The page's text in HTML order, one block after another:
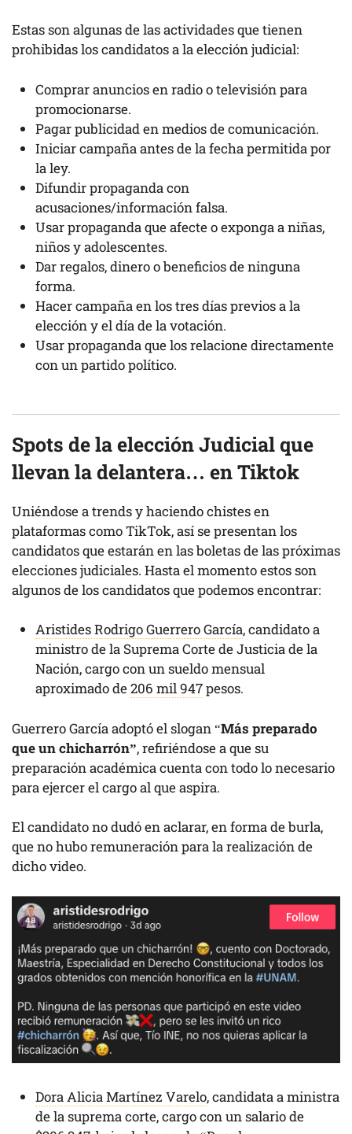
Estas son algunas de las actividades que tienen
prohibidas los candidatos a la elección judicial:
Comprar anuncios en radio o televisión para
promocionarse.
Pagar publicidad en medios de comunicación.
Iniciar campaña antes de la fecha permitida por
la ley.
Difundir propaganda con
acusaciones/información falsa.
Usar propaganda que afecte o exponga a niñas,
niños y adolescentes.
Dar regalos, dinero o beneficios de ninguna
forma.
Hacer campaña en los tres días previos a la
elección y el día de la votación.
Usar propaganda que los relacione directamente
con un partido político.
Spots de la elección Judicial que
llevan la delantera… en Tiktok
Uniéndose a trends y haciendo chistes en
plataformas como TikTok, así se presentan los
candidatos que estarán en las boletas de las próximas
elecciones judiciales. Hasta el momento estos son
algunos de los candidatos que podemos encontrar:
Aristides Rodrigo Guerrero García, candidato a
ministro de la Suprema Corte de Justicia de la
Nación, cargo con un sueldo mensual
aproximado de206 mil 947pesos.
Guerrero García adoptó el slogan “Más preparado
que un chicharrón”, refiriéndose a que su
preparación académica cuenta con todo lo necesario
para ejercer el cargo al que aspira.
El candidato no dudó en aclarar, en forma de burla,
que no hubo remuneración para la realización de
dicho video.
Dora Alicia Martínez Varelo, candidata a ministra
de la suprema corte, cargo con un salario de